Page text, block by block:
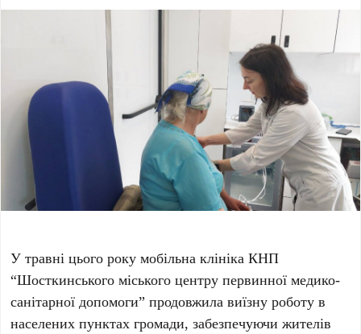
У травні цього року мобільна клініка КНП
“Шосткинського міського центру первинної медико-
санітарної допомоги” продовжила виїзну роботу в
населених пунктах громади, забезпечуючи жителів